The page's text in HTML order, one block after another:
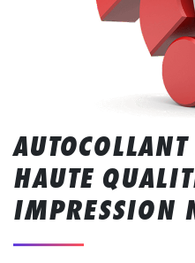
HAUTE
IMPRESSION